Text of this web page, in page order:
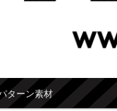
ターン素材